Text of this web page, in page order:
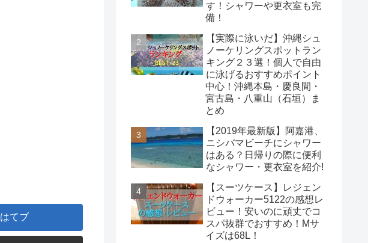
はてブ
す！シャワーや更衣室も完
備！
【実際に泳いだ】沖縄シュ
ノーケリングスポットラン
キング２３選！個人で自由
に泳げるおすすめポイント
中心！沖縄本島・慶良間・
宮古島・八重山（石垣）ま
とめ
【2019年最新版】阿嘉港、
ニシバマビーチにシャワー
はある？日帰りの際に便利
なシャワー・更衣室を紹介!
【スーツケース】レジェン
ドウォーカー5122の感想レ
ビュー！安いのに頑丈でコ
スパ抜群でおすすめ！Mサ
イズは68L！